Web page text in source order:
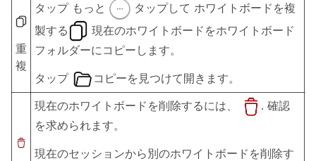
重
複
タップ もっと タップして ホワイトボードを複
製する
現在のホワイトボードをホワイトボード
フォルダーにコピーします。
タップ
コピーを見つけて開きます。
現在のホワイトボードを削除するには、
. 確認
を求められます。
現在のセッションから別のホワイトボードを削除す